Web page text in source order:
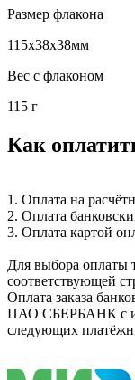
Размер флакона
115x38x38мм
Вес с флаконом
115 г
Как
1. Оплата на
2. Оплата
3. Оплата картой
Для выбора оплаты
соответствующей
Оплата заказа
ПАО СБЕРБАНК с
следующих